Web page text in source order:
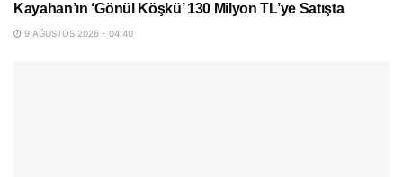
Kayahan’ın ‘Gönül Köşkü’ 130 Milyon TL’ye Satışta
9 AĞUSTOS 2026 - 04:40